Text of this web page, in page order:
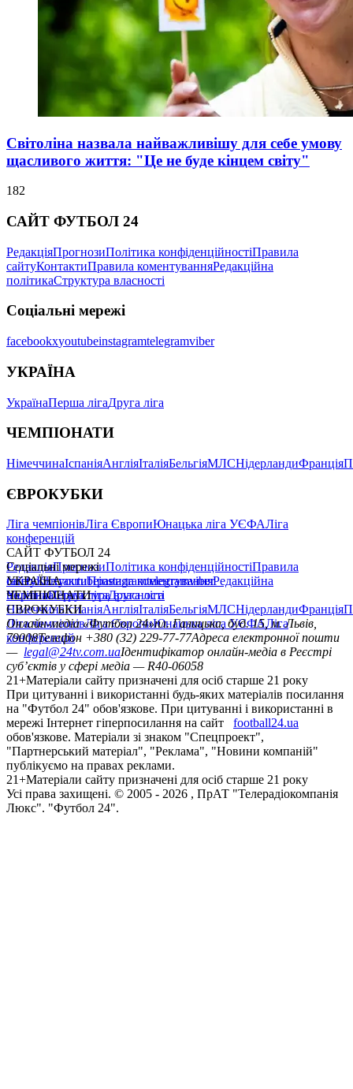
Світоліна назвала найважливішу для себе умову
щасливого життя: "Це не буде кінцем світу"
182
САЙТ ФУТБОЛ 24
РедакціяПрогнозиПолітика конфіденційностіПравила
сайтуКонтактиПравила коментуванняРедакційна
політикаСтруктура власності
Соціальні мережі
facebookxyoutubeinstagramtelegramviber
УКРАЇНА
УкраїнаПерша лігаДруга ліга
ЧЕМПІОНАТИ
НімеччинаІспаніяАнгліяІталіяБельгіяМЛСНідерландиФранція
ЄВРОКУБКИ
Ліга чемпіонівЛіга ЄвропиЮнацька ліга УЄФАЛіга
конференцій
САЙТ ФУТБОЛ 24
РедакціяПрогнозиПолітика конфіденційностіПравила
сайтуКонтактиПравила коментуванняРедакційна
політикаСтруктура власності
Соціальні мережі
facebookxyoutubeinstagramtelegramviber
УКРАЇНА
УкраїнаПерша лігаДруга ліга
ЧЕМПІОНАТИ
НімеччинаІспаніяАнгліяІталіяБельгіяМЛСНідерландиФранція
ЄВРОКУБКИ
Ліга чемпіонівЛіга ЄвропиЮнацька ліга УЄФАЛіга
конференцій
Онлайн-медіа «Футбол 24»пл. Галицька, буд. 15, м. Львів,
79008Телефон +380 (32) 229-77-77Адреса електронної пошти
— legal@24tv.com.uaІдентифікатор онлайн-медіа в Реєстрі
суб’єктів у сфері медіа — R40-06058
21+Матеріали сайту призначені для осіб старше 21 року
При цитуванні і використанні будь-яких матеріалів посилання
на "Футбол 24" обов'язкове. При цитуванні і використанні в
мережі Інтернет гіперпосилання на сайт
football24.ua
обов'язкове. Матеріали зі знаком "Спецпроект",
"Партнерський матеріал", "Реклама", "Новини компаній"
публікуємо на правах реклами.
21+Матеріали сайту призначені для осіб старше 21 року
Усi права захищенi. © 2005 - 2026 , ПрАТ "Телерадіокомпанія
Люкс". "Футбол 24".